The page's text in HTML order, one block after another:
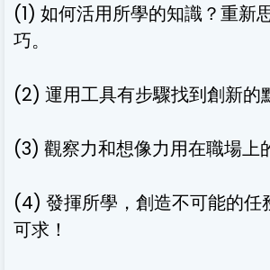
(1) 如何活用所學的知識？重新
巧。
(2) 運用工具有步驟找到創新的
(3) 觀察力和想像力用在職場上
(4) 發揮所學，創造不可能的任
可求！